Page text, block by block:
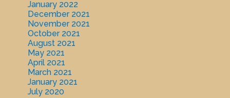
January 2022
December 2021
November 2021
October 2021
August 2021
May 2021
April 2021
March 2021
January 2021
July 2020